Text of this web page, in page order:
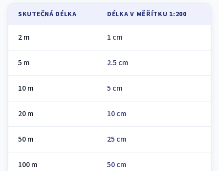
SKUTEČNÁ DÉLKA DÉLKA V MĚŘÍTKU 1:200
2 m 1 cm
5 m 2.5 cm
10 m 5 cm
20 m 10 cm
50 m 25 cm
100 m 50 cm